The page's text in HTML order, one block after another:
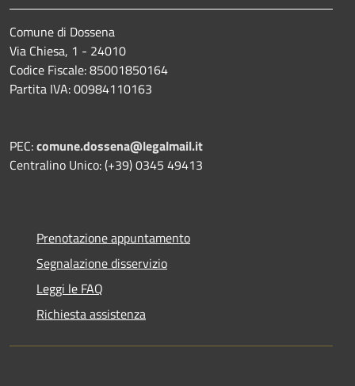
Comune di Dossena
Via Chiesa, 1 - 24010
Codice Fiscale: 85001850164
Partita IVA: 00984110163
PEC:comune.dossena@legalmail.it
Centralino Unico: (+39) 0345 49413
Prenotazione appuntamento
Segnalazione disservizio
Leggi le FAQ
Richiesta assistenza